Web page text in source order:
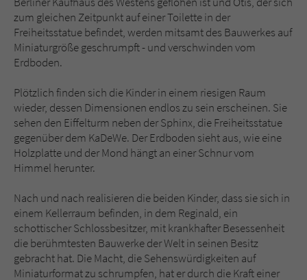
zum gleichen Zeitpunkt auf einer Toilette in der
Freiheitsstatue befindet, werden mitsamt des Bauwerkes auf
Miniaturgröße geschrumpft - und verschwinden vom
Erdboden.
Plötzlich finden sich die Kinder in einem riesigen Raum
wieder, dessen Dimensionen endlos zu sein erscheinen. Sie
sehen den Eiffelturm neben der Sphinx, die Freiheitsstatue
gegenüber dem KaDeWe. Der Erdboden sieht aus, wie eine
Holzplatte und der Mond hängt an einer Schnur vom
Himmel herunter.
Nach und nach realisieren die beiden Kinder, dass sie sich in
einem Kellerraum befinden, in dem Reginald, ein
schottischer Schlossbesitzer, mit krankhafter Besessenheit
die berühmtesten Bauwerke der Welt in seinen Besitz
gebracht hat. Die Macht, die Sehenswürdigkeiten auf
Miniaturformat zu schrumpfen, hat er durch die Kraft einer